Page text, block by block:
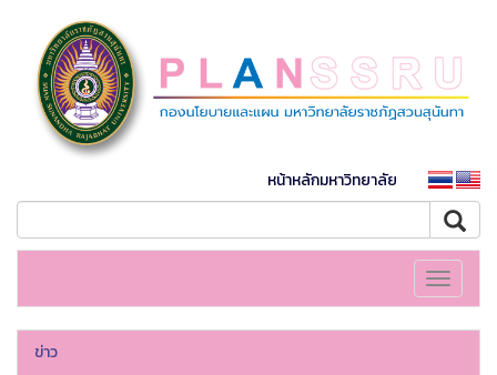
หน้าหลักมหาวิทยาลัย
Toggle
ข่าว